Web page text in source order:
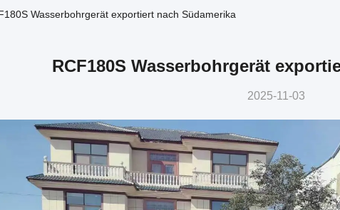
Wasserbohrgerät exportiert nach Südamerika
RCF180S Wasserbohrgerät
2025-11-03